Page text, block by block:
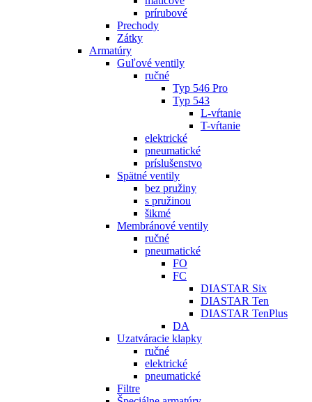
prírubové
Prechody
Zátky
Armatúry
Guľové ventily
ručné
Typ 546 Pro
Typ 543
L-vŕtanie
T-vŕtanie
elektrické
pneumatické
príslušenstvo
Spätné ventily
bez pružiny
s pružinou
šikmé
Membránové ventily
ručné
pneumatické
FO
FC
DIASTAR Six
DIASTAR Ten
DIASTAR TenPlus
DA
Uzatváracie klapky
ručné
elektrické
pneumatické
Filtre